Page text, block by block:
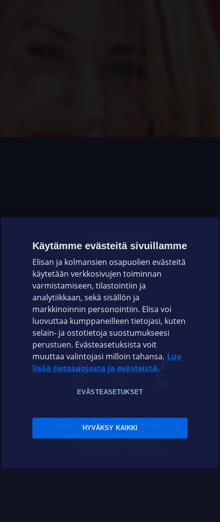
OHJEET JA VINKIT
OMAYHTEISÖ
VIANSELVITYS
ASIAKASPALVELU
ELISA.FI
Sopimusehdot Tietosuoja Evästeasetukset
Sääntelyviranomaiset Saavutettavuus
Käytämme evästeitä sivuillamme
Elisan ja kolmansien osapuolien evästeitä
käytetään verkkosivujen toiminnan
varmistamiseen, tilastointiin ja
analytiikkaan, sekä sisällön ja
markkinoinnin personointiin. Elisa voi
luovuttaa kumppaneilleen tietojasi, kuten
selain- ja ostotietoja suostumukseesi
perustuen. Evästeasetuksista voit
muuttaa valintojasi milloin tahansa. Lue
lisää tietosuojasta ja evästeistä.
EVÄSTEASETUKSET
HYVÄKSY KAIKKI